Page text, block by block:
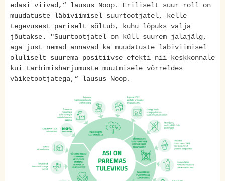
edasi viivad,“ lausus Noop. Eriliselt suur roll on
muudatuste läbiviimisel suurtootjatel, kelle
tegevusest päriselt sõltub, kuhu lõpuks välja
jõutakse. "Suurtootjatel on küll suurem jalajälg,
aga just nemad annavad ka muudatuste läbiviimisel
oluliselt suurema positiivse efekti nii keskkonnale
kui tarbimisharjumuste muutmisele võrreldes
väiketootjatega,“ lausus Noop.